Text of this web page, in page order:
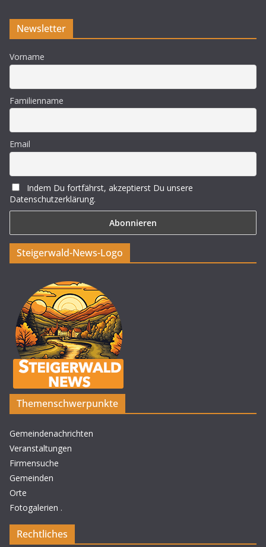
Newsletter
Vorname
Familienname
Email
Indem Du fortfährst, akzeptierst Du unsere
Datenschutzerklärung.
Steigerwald-News-Logo
Themenschwerpunkte
Gemeindenachrichten
Veranstaltungen
Firmensuche
Gemeinden
Orte
Fotogalerien .
Rechtliches